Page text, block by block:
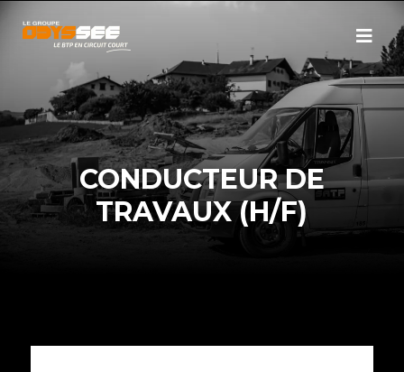
CONDUCTEUR DE
TRAVAUX (H/F)